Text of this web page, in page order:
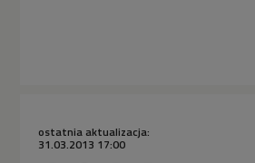
ostatnia aktualizacja:
31.03.2013 17:00